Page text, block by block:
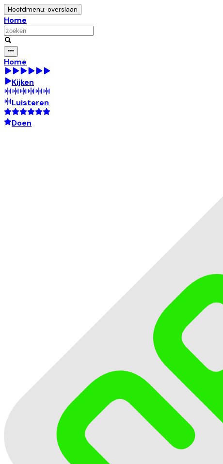
Hoofdmenu: overslaan
Home
Home
Kijken
Luisteren
Doen